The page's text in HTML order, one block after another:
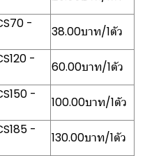
-
38.00บาท/1ตัว
-
60.00บาท/1ตัว
-
100.00บาท/1ตัว
-
130.00บาท/1ตัว